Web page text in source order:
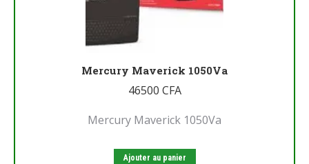
Mercury Maverick 1050Va
46500 CFA
Mercury Maverick 1050Va
Ajouter au panier